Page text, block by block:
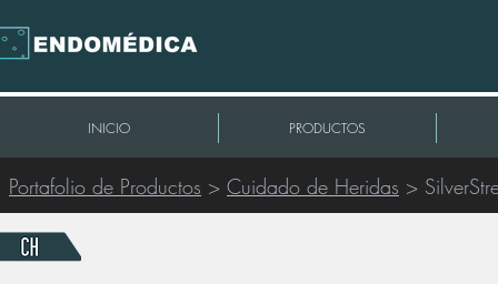
INICIO PRODUCTOS
Portafolio de Productos > Cuidado de Heridas >